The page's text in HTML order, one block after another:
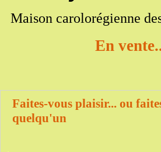
Maison carolorégienne
En
Faites-vous plaisir... ou
quelqu'un